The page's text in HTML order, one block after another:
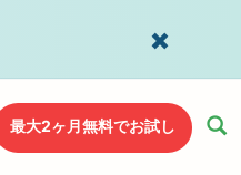
最大2ヶ月無料でお試し